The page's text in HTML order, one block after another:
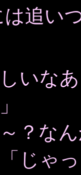
は追い
しいな
～？な
じゃ